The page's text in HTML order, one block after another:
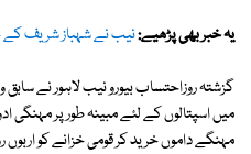
یہ خبر بھی پڑھیے:نیب نے شہباز شریف کے
گزشتہ روزاحتساب بیورو نیب لاہور نے
میں اسپتالوں کے لئے مبینہ طور پر مہنگی
مہنگے داموں خرید کر قومی خزانے کو